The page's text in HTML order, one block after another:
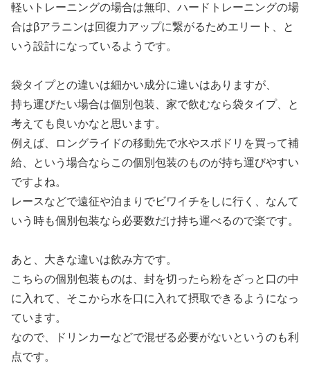
軽いトレーニングの場合は無印、ハードトレーニングの場
合はβアラニンは回復力アップに繋がるためエリート、と
いう設計になっているようです。
袋タイプとの違いは細かい成分に違いはありますが、
持ち運びたい場合は個別包装、家で飲むなら袋タイプ、と
考えても良いかなと思います。
例えば、ロングライドの移動先で水やスポドリを買って補
給、という場合ならこの個別包装のものが持ち運びやすい
ですよね。
レースなどで遠征や泊まりでビワイチをしに行く、なんて
いう時も個別包装なら必要数だけ持ち運べるので楽です。
あと、大きな違いは飲み方です。
こちらの個別包装ものは、封を切ったら粉をざっと口の中
に入れて、そこから水を口に入れて摂取できるようになっ
ています。
なので、ドリンカーなどで混ぜる必要がないというのも利
点です。